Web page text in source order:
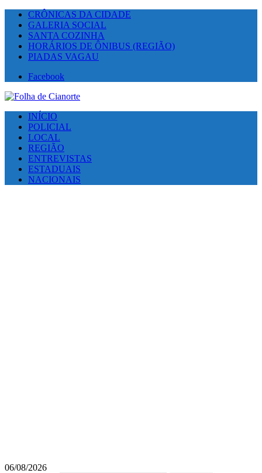
CRÔNICAS DA CIDADE
GALERIA SOCIAL
SANTA COZINHA
HORÁRIOS DE ÔNIBUS (REGIÃO)
PIADAS VAGAU
Facebook
INÍCIO
POLICIAL
LOCAL
REGIÃO
ENTREVISTAS
ESTADUAIS
NACIONAIS
06/08/2026